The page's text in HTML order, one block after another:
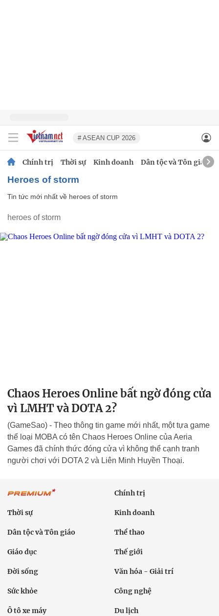
# ASEAN CUP 2026
Chính trị Thời sự Kinh doanh Dân tộc và Tôn giáo
heroes of storm
Tin tức mới nhất về heroes of storm
heroes of storm
Chaos Heroes Online bất ngờ đóng cửa
vì LMHT và DOTA 2?
(GameSao) - Theo thông tin game mới nhất, một tựa game
thể loại MOBA có tên Chaos Heroes Online của Aeria
Games đã chính thức đóng cửa vì không thể cạnh tranh
người chơi với DOTA 2 và Liên Minh Huyền Thoại.
Chính trị
Thời sự Kinh doanh
Dân tộc và Tôn giáo Thể thao
Giáo dục Thế giới
Đời sống Văn hóa - Giải trí
Sức khỏe Công nghệ
Ô tô xe máy Du lịch